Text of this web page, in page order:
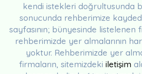
kendi istekleri doğrultusunda
sonucunda rehberimize
sayfasının; bünyesinde
rehberimizde yer almalarının
yoktur. Rehberimizde yer
firmaların, sitemizdeki iletişim